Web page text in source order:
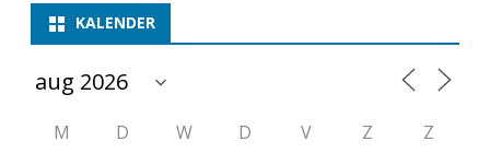
KALENDER
M D W D V Z
Z